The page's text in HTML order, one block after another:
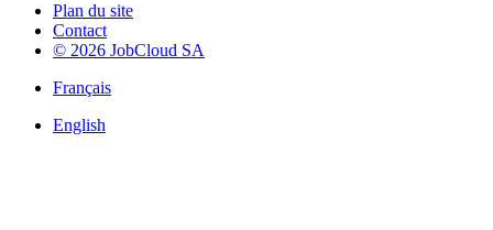
Plan du site
Contact
© 2026 JobCloud SA
Français
English